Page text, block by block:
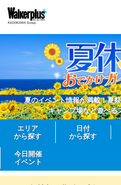
夏のイベント情報が満載！夏
キャンプ場など遊べる
エリア
から探す
日付
から探す
今日開催
イベント